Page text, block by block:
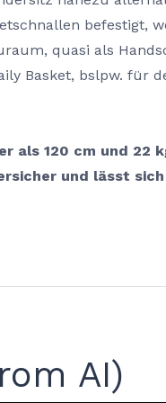
befestigt,
quasi als
Basket, bslpw. für
als 120 cm und 22
und lässt
AI)